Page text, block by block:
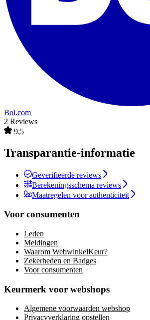
Bol.com
2 Reviews
9,5
Transparantie-informatie
Geverifieerde reviews
Berekeningsschema reviews
Maatregelen voor authenticiteit
Voor consumenten
Leden
Meldingen
Waarom WebwinkelKeur?
Zekerheden en Badges
Voor consumenten
Keurmerk voor webshops
Algemene voorwaarden webshop
Privacyverklaring opstellen